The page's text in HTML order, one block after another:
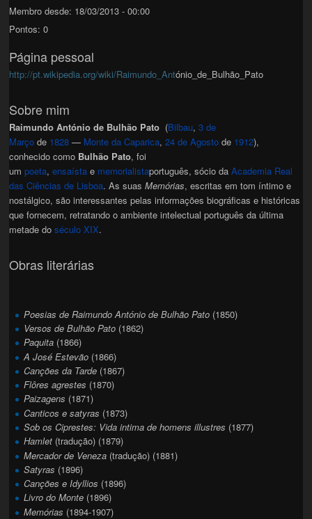
Membro desde: 18/03/2013 - 00:00
Pontos: 0
Página pessoal
http://pt.wikipedia.org/wiki/Raimundo_António_de_Bulhão_Pato
Sobre mim
Raimundo António de Bulhão Pato (Bilbau,3 de
Março de 1828 — Monte da Caparica,24 de Agosto de 1912),
conhecido como Bulhão Pato, foi
umpoeta,ensaísta e memorialistaportuguês, sócio daAcademia Real
das Ciências de Lisboa. As suasMemórias, escritas em tom íntimo e
nostálgico, são interessantes pelas informações biográficas e históricas
que fornecem, retratando o ambiente intelectual português da última
metade doséculo XIX.
Obras literárias
Poesias de Raimundo António de Bulhão Pato (1850)
Versos de Bulhão Pato (1862)
Paquita (1866)
A José Estevão (1866)
Canções da Tarde (1867)
Flôres agrestes (1870)
Paizagens (1871)
Canticos e satyras (1873)
Sob os Ciprestes: Vida intima de homens illustres (1877)
Hamlet (tradução) (1879)
Mercador de Veneza (tradução) (1881)
Satyras (1896)
Canções e Idyllios (1896)
Livro do Monte (1896)
Memórias (1894-1907)